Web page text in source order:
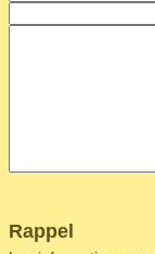
Rappel